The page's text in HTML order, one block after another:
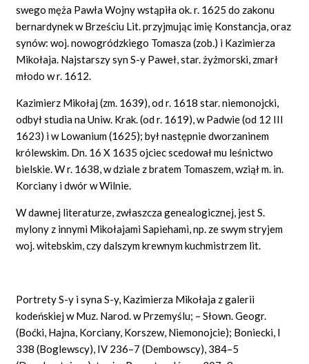
swego męża Pawła Wojny wstąpiła ok. r. 1625 do zakonu
bernardynek w Brześciu Lit. przyjmując imię Konstancja, oraz
synów: woj. nowogródzkiego Tomasza (zob.) i Kazimierza
Mikołaja. Najstarszy syn S-y Paweł, star. żyżmorski, zmarł
młodo w r. 1612.
Kazimierz Mikołaj (zm. 1639), od r. 1618 star. niemonojcki,
odbył studia na Uniw. Krak. (od r. 1619), w Padwie (od 12 III
1623) i w Lowanium (1625); był następnie dworzaninem
królewskim. Dn. 16 X 1635 ojciec scedował mu leśnictwo
bielskie. W r. 1638, w dziale z bratem Tomaszem, wziął m. in.
Korciany i dwór w Wilnie.
W dawnej literaturze, zwłaszcza genealogicznej, jest S.
mylony z innymi Mikołajami Sapiehami, np. ze swym stryjem
woj. witebskim, czy dalszym krewnym kuchmistrzem lit.
Portrety S-y i syna S-y, Kazimierza Mikołaja z galerii
kodeńskiej w Muz. Narod. w Przemyślu; – Słown. Geogr.
(Boćki, Hajna, Korciany, Korszew, Niemonojcie); Boniecki, I
338 (Boglewscy), IV 236–7 (Dembowscy), 384–5